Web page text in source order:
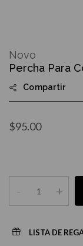
the
beginning
the
images
Percha Para
Compartir
$95.00
- +
LISTA DE
Novo